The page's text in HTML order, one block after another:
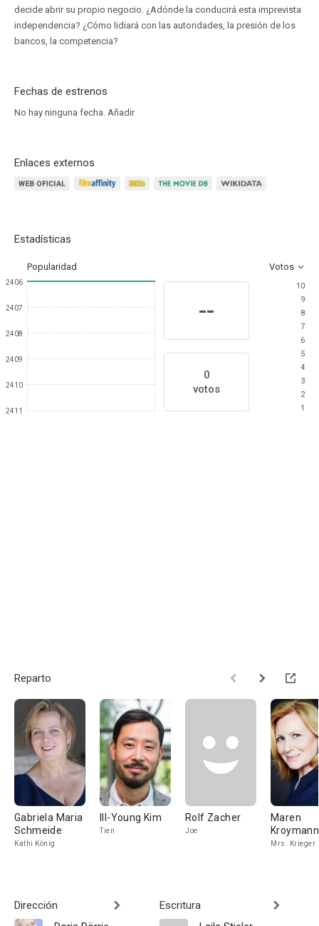
decide abrir su propio negocio. ¿Adónde la conducirá esta imprevista
independencia? ¿Cómo lidiará con las autoridades, la presión de los
bancos, la competencia?
Fechas de estrenos
No hay ninguna fecha. Añadir
Enlaces externos
Estadísticas
Popularidad Votos
2406
2407
2408
2409
2410
2411
--
0
votos
10
9
8
7
6
5
4
3
2
1
Reparto
Gabriela Maria
Schmeide
Kathi König
Ill-Young Kim
Tien
Rolf Zacher
Joe
Maren
Kroymann
Mrs. Krieger
Dirección
Escritura